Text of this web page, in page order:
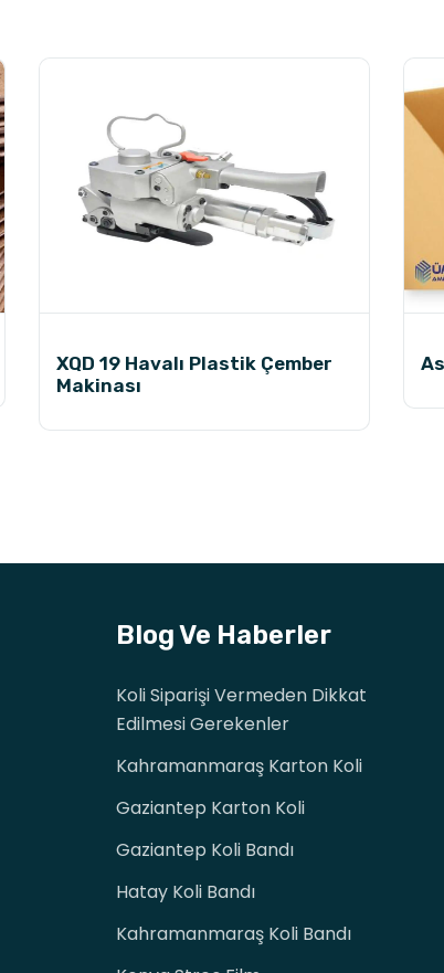
XQD 19 Havalı Plastik Çember
Makinası
Blog Ve Haberler
Koli Siparişi Vermeden Dikkat
Edilmesi Gerekenler
Kahramanmaraş Karton Koli
Gaziantep Karton Koli
Gaziantep Koli Bandı
Hatay Koli Bandı
Kahramanmaraş Koli Bandı